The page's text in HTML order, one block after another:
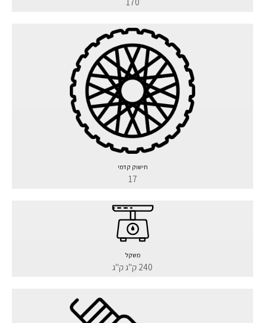
חישוק קדמי
17
משקל
240 ק"ג ק"ג